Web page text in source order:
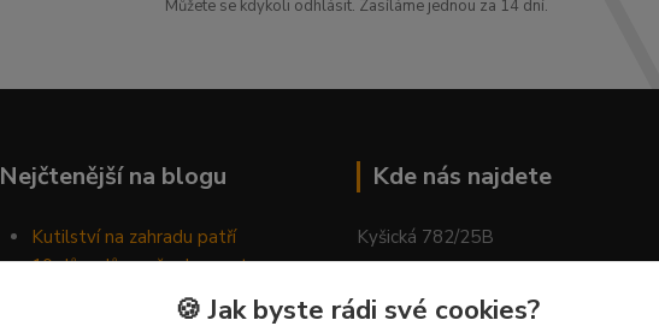
Můžete se kdykoli odhlásit. Zasíláme jednou za 14 dní.
Nejčtenější na blogu
Kutilství na zahradu patří
10 důvodů, proč relaxovat
chozením do přírody
Jak správně pěstovat tulipány
Kde nás najdete
Kyšická 782/25B
🍪 Jak byste rádi své cookies?